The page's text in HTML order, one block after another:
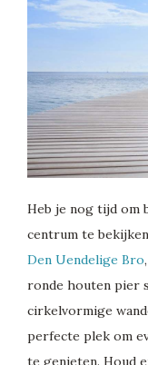
Heb je nog tijd om
centrum te
Den Uendelige Bro
ronde houten pier
cirkelvormige
perfecte plek om
te genieten. Houd